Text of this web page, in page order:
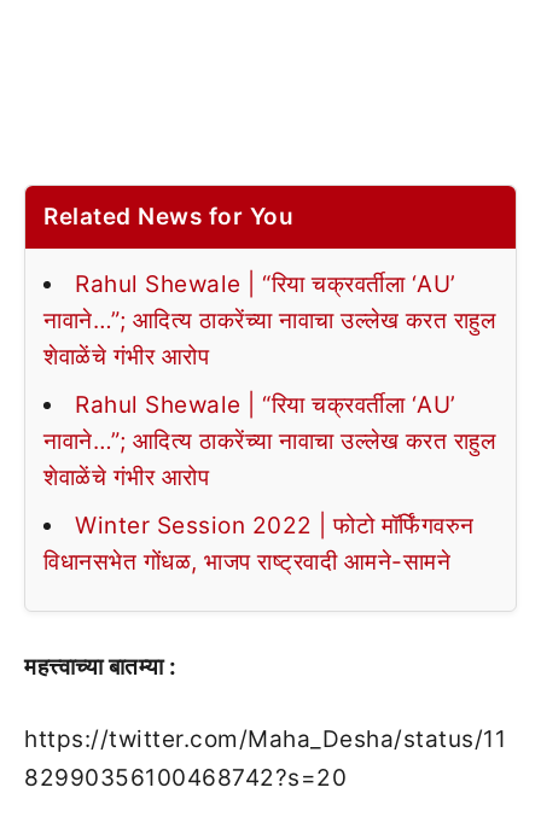
Related News for You
Rahul Shewale | “रिया चक्रवर्तीला ‘AU’
नावाने…”; आदित्य ठाकरेंच्या नावाचा उल्लेख करत राहुल
शेवाळेंचे गंभीर आरोप
Rahul Shewale | “रिया चक्रवर्तीला ‘AU’
नावाने…”; आदित्य ठाकरेंच्या नावाचा उल्लेख करत राहुल
शेवाळेंचे गंभीर आरोप
Winter Session 2022 | फोटो मॉर्फिंगवरुन
विधानसभेत गोंधळ, भाजप राष्ट्रवादी आमने-सामने
महत्त्वाच्या बातम्या :
https://twitter.com/Maha_Desha/status/11
82990356100468742?s=20